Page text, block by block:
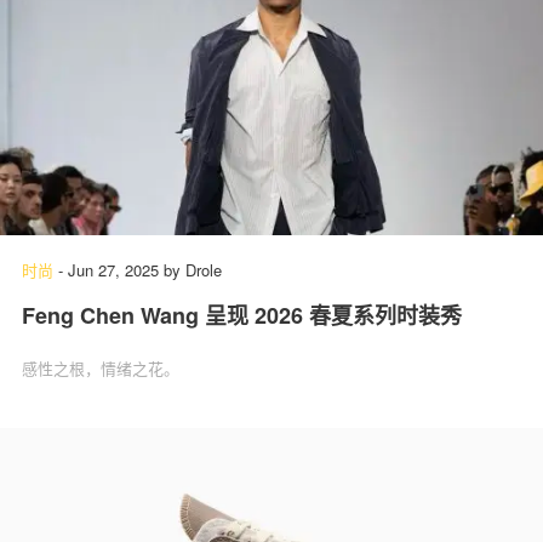
时尚 - Jun 27, 2025 by Drole
Feng Chen Wang 呈现 2026 春夏系列时装秀
感性之根，情绪之花。